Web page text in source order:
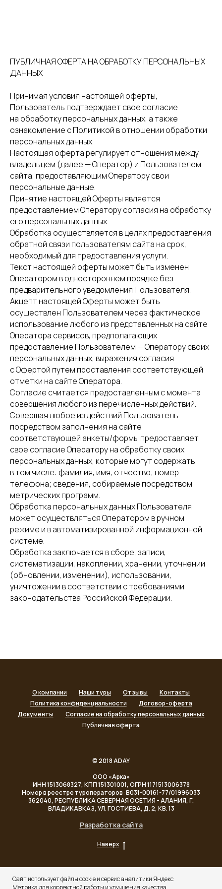
ПУБЛИЧНАЯ ОФЕРТА НА ОБРАБОТКУ ПЕРСОНАЛЬНЫХ
ДАННЫХ
Принимая условия настоящей оферты,
Пользователь подтверждает свое согласие
на обработку персональных данных, а также
ознакомление с Политикой в отношении обработки
персональных данных.
Настоящая оферта регулирует отношения между
владельцем (далее — Оператор) и Пользователем
сайта, предоставляющим Оператору свои
персональные данные.
Принятие настоящей Оферты является
предоставлением Оператору согласия на обработку
его персональных данных.
Обработка осуществляется в целях предоставления
обратной связи пользователям сайта на срок,
необходимый для предоставления услуги.
Текст настоящей оферты может быть изменен
Оператором в одностороннем порядке без
предварительного уведомления Пользователя.
Акцепт настоящей Оферты может быть
осуществлен Пользователем через фактическое
использование любого из представленных на сайте
Оператора сервисов, предполагающих
предоставление Пользователем — Оператору своих
персональных данных, выражения согласия
с Офертой путем проставления соответствующей
отметки на сайте Оператора.
Согласие считается предоставленным с момента
совершения любого из перечисленных действий.
Совершая любое из действий Пользователь
посредством заполнения на сайте
соответствующей анкеты/формы предоставляет
свое согласие Оператору на обработку своих
персональных данных, которые могут содержать,
в том числе: фамилия, имя, отчество; номер
телефона; сведения, собираемые посредством
метрических программ.
Обработка персональных данных Пользователя
может осуществляться Оператором в ручном
режиме и в автоматизированной информационной
системе.
Обработка заключается в сборе, записи,
систематизации, накоплении, хранении, уточнении
(обновлении, изменении), использовании,
уничтожении в соответствии с требованиями
законодательства Российской Федерации.
О компании Наши туры Отзывы
Контакты
Политика конфиденциальности
Договор-оферта
Документы
Согласие на обработку персональных данных
Публичная оферта
© 2018 ADAY
ООО «Арка»
ИНН 1513068327, КПП 151301001, ОГРН 1171513006378
Номер в реестре туроператоров: В031-00161-77/01996033
362040, РЕСПУБЛИКА СЕВЕРНАЯ ОСЕТИЯ - АЛАНИЯ, Г.
ВЛАДИКАВКАЗ, УЛ. ГОСТИЕВА, Д. 2, КВ. 13
Разработка сайта
Наверх
Сайт использует файлы cookie и сервис аналитики Яндекс
Метрика для корректной работы и улучшения качества